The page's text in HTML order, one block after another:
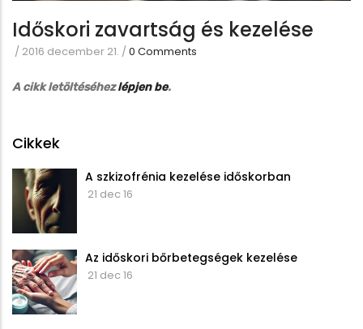
Időskori zavartság és kezelése
/ 2016 december 21. /0 Comments
A cikk letöltéséhezlépjen be.
Cikkek
A szkizofrénia kezelése időskorban
21 dec 16
Az időskori bőrbetegségek kezelése
21 dec 16